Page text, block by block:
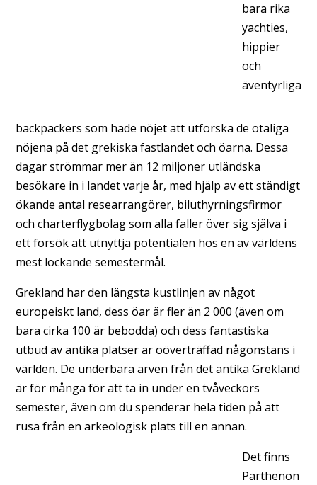
bara rika
yachties,
hippier
och
äventyrliga
backpackers som hade nöjet att utforska de otaliga
nöjena på det grekiska fastlandet och öarna. Dessa
dagar strömmar mer än 12 miljoner utländska
besökare in i landet varje år, med hjälp av ett ständigt
ökande antal researrangörer, biluthyrningsfirmor
och charterflygbolag som alla faller över sig själva i
ett försök att utnyttja potentialen hos en av världens
mest lockande semestermål.
Grekland har den längsta kustlinjen av något
europeiskt land, dess öar är fler än 2 000 (även om
bara cirka 100 är bebodda) och dess fantastiska
utbud av antika platser är oöverträffad någonstans i
världen. De underbara arven från det antika Grekland
är för många för att ta in under en tvåveckors
semester, även om du spenderar hela tiden på att
rusa från en arkeologisk plats till en annan.
Det finns
Parthenon